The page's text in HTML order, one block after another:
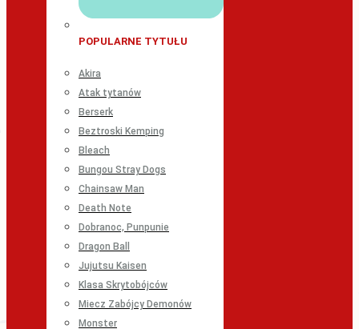
POPULARNE TYTUŁU
Akira
Atak tytanów
Berserk
Beztroski Kemping
Bleach
Bungou Stray Dogs
Chainsaw Man
Death Note
Dobranoc, Punpunie
Dragon Ball
Jujutsu Kaisen
Klasa Skrytobójców
Miecz Zabójcy Demonów
Monster